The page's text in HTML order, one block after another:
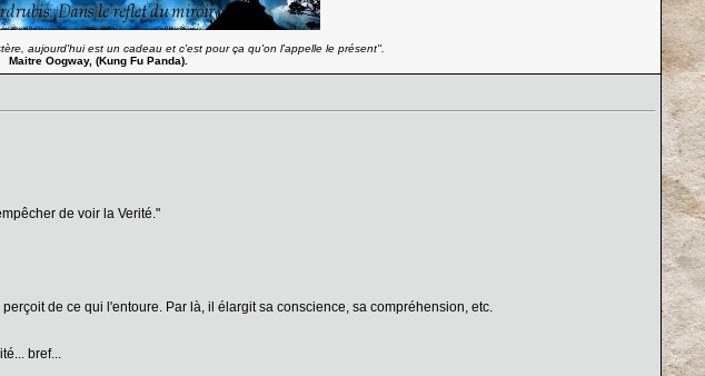
aujourd'hui est un cadeau et c'est pour ça qu'on l'appelle le présent''.
Maitre Oogway, (Kung Fu Panda).
de voir la Verité."
de ce qui l'entoure. Par là, il élargit sa conscience, sa compréhension, etc.
bref...